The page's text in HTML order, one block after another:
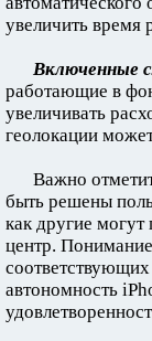
увеличить время
Включенные
работающие в
увеличивать
геолокации
Важно
быть решены
как другие
центр.
автономность